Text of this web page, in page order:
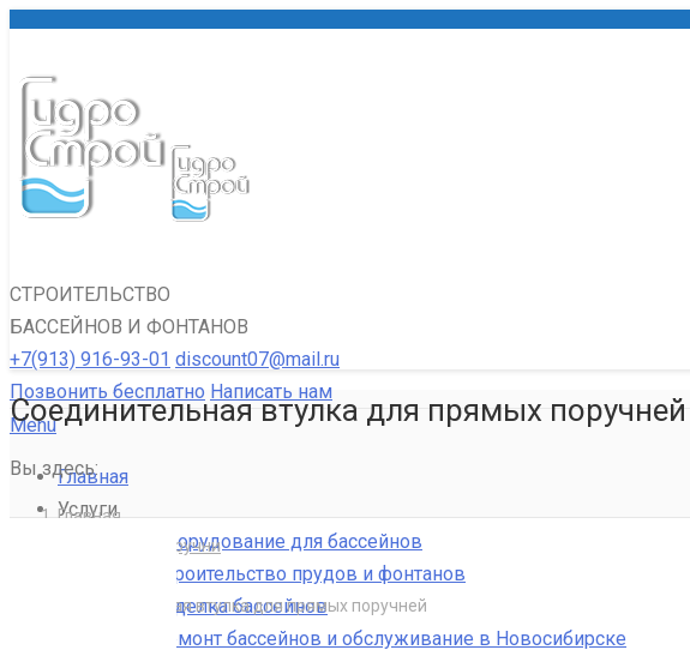
СТРОИТЕЛЬСТВО
БАССЕЙНОВ И ФОНТАНОВ
+7(913) 916-93-01 discount07@mail.ru
Позвонить бесплатно Написать нам
Menu
Главная
Услуги
Оборудование для бассейнов
Строительство прудов и фонтанов
Отделка бассейнов
Ремонт бассейнов и обслуживание в Новосибирске
Соединительная втулка для прямых поручней
Вы здесь:
Главная
Лестницы и поручни
Соединительная втулка для прямых поручней